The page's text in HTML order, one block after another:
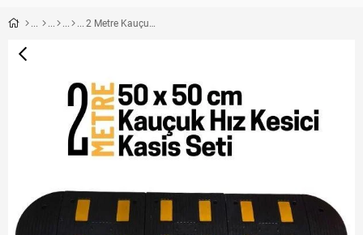
2 Metre Kauçuk Hız Kesici Kasis Seti 50x50 cm